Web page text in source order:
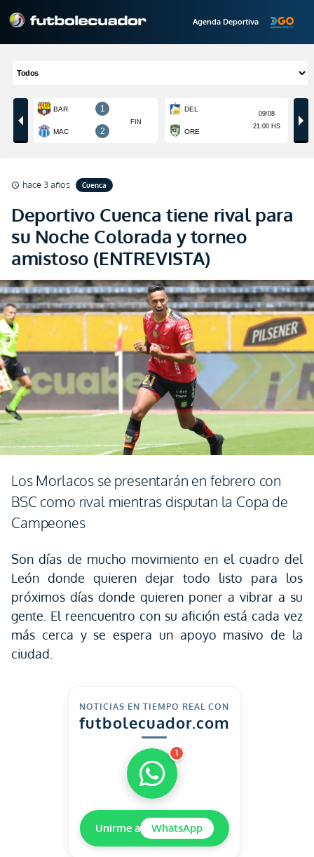
Agenda Deportiva
schedule hace 3 años Cuenca
Deportivo Cuenca tiene rival para
su Noche Colorada y torneo
amistoso (ENTREVISTA)
Los Morlacos se presentarán en febrero con
BSC como rival mientras disputan la Copa de
Campeones
Son días de mucho movimiento en el cuadro del
León donde quieren dejar todo listo para los
próximos días donde quieren poner a vibrar a su
gente. El reencuentro con su afición está cada vez
más cerca y se espera un apoyo masivo de la
ciudad.
NOTICIAS EN TIEMPO REAL CON
futbolecuador.com
1
Unirme a WhatsApp